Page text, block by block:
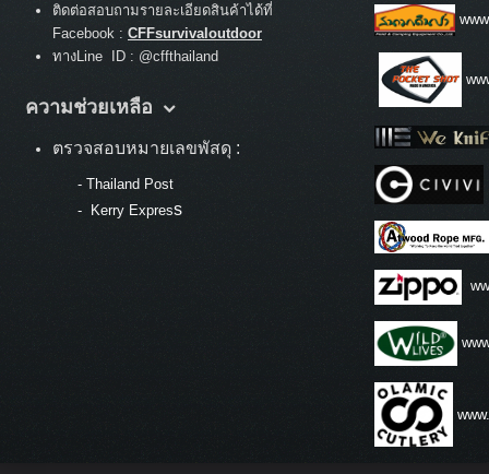
ติดต่อสอบถามรายละเอียดสินค้าได้ที่
Facebook : CFFsurvivaloutdoor
ทางLine ID : @cffthailand
ความช่วยเหลือ
ตรวจสอบหมายเลขพัสดุ :
- Thailand Post
-
Kerry Express